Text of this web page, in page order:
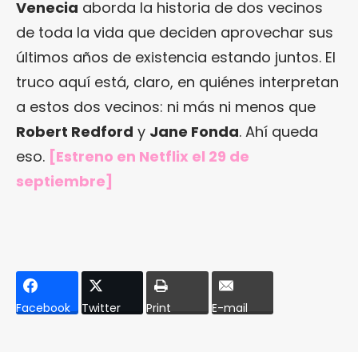
Venecia aborda la historia de dos vecinos
de toda la vida que deciden aprovechar sus
últimos años de existencia estando juntos. El
truco aquí está, claro, en quiénes interpretan
a estos dos vecinos: ni más ni menos que
Robert Redford y Jane Fonda. Ahí queda
eso. [Estreno en Netflix el 29 de
septiembre]
Facebook Twitter Print E-mail